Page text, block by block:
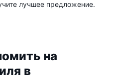
лучшее предложение.
на
в